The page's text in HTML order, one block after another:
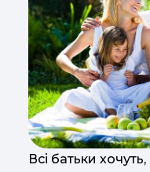
Всі батьки